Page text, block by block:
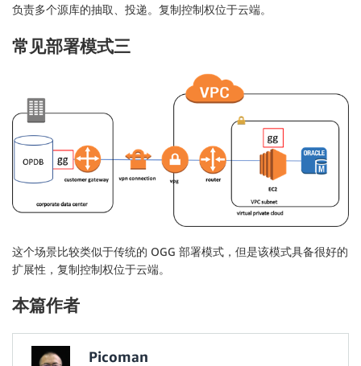
负责多个源库的抽取、投递。复制控制权位于云端。
常见部署模式三
这个场景比较类似于传统的 OGG 部署模式，但是该模式具备很好的
扩展性，复制控制权位于云端。
本篇作者
Picoman